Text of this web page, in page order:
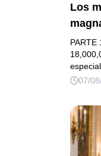
Los
su
quiso
PARTE
07/